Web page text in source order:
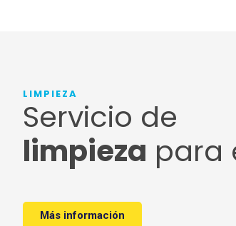
LIMPIEZA
Servicio de
limpieza para
Más información